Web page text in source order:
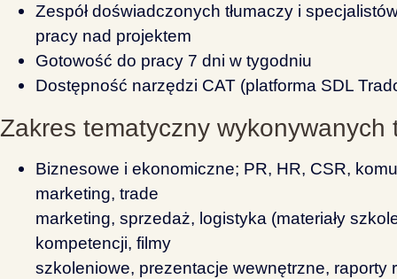
Zespół doświadczonych tłumaczy i
pracy nad projektem
Gotowość do pracy 7 dni w tygodniu
Dostępność narzędzi CAT (platforma SDL
Zakres tematyczny wykonywanych
Biznesowe i ekonomiczne; PR, HR, CSR,
marketing, trade
marketing, sprzedaż, logistyka (materiały
kompetencji, filmy
szkoleniowe, prezentacje wewnętrzne, raporty